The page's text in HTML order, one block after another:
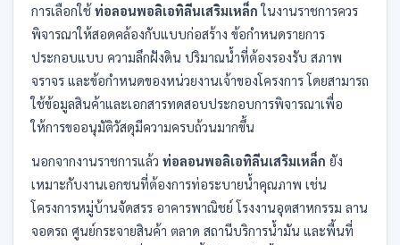
การเลือกใช้ ท่อลอนพอลิเอทิลีนเสริมเหล็กในงานราชการควร
พิจารณาให้สอดคล้องกับแบบก่อสร้าง ข้อกำหนดรายการ
ประกอบแบบ ความลึกฝังดิน ปริมาณน้ำที่ต้องรองรับ สภาพ
จราจร และข้อกำหนดของหน่วยงานเจ้าของโครงการ โดยสามารถ
ใช้ข้อมูลสินค้าและเอกสารทดสอบประกอบการพิจารณาเพื่อ
ให้การขออนุมัติวัสดุมีความครบถ้วนมากขึ้น
นอกจากงานราชการแล้ว ท่อลอนพอลิเอทิลีนเสริมเหล็ก ยัง
เหมาะกับงานเอกชนที่ต้องการท่อระบายน้ำคุณภาพ เช่น
โครงการหมู่บ้านจัดสรร อาคารพาณิชย์ โรงงานอุตสาหกรรม ลาน
จอดรถ ศูนย์กระจายสินค้า ตลาด สถานีบริการน้ำมัน และพื้นที่